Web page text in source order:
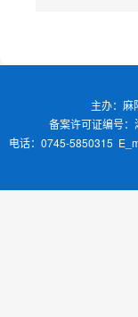
主办：
备案许可证编号
电话：0745-5850315